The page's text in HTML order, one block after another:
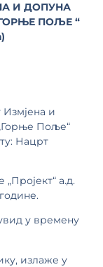
И ДОПУНА
ПОЉЕ “
и
Поље“
Нацрт
а.д.
у времену
излаже у